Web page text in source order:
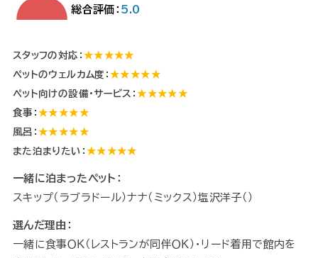
総合評価： 5.0
スタッフの対応： ★★★★★
ペットのウェルカム度：★★★★★
ペット向けの設備・サービス：★★★★★
食事：★★★★★
風呂：★★★★★
また泊まりたい： ★★★★★
一緒に泊まったペット：
スキップ（ラブラドール）ナナ（ミックス）塩沢洋子（）
選んだ理由：
一緒に食事ＯＫ（レストランが同伴ＯＫ）・リード着用で館内を